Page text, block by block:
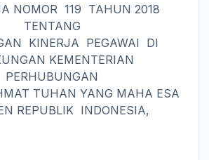
NOMOR 119 TAHUN 2018
TENTANG
KINERJA PEGAWAI DI
KEMENTERIAN
PERHUBUNGAN
TUHAN YANG MAHA ESA
REPUBLIK INDONESIA,